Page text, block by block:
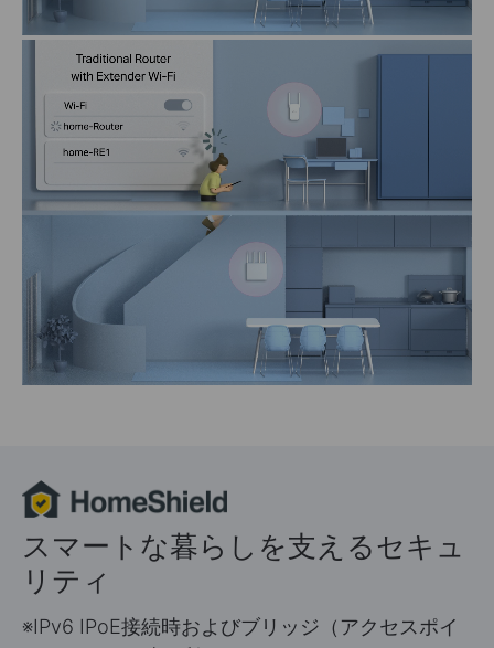
スマートな暮らしを支えるセキュ
リティ
※IPv6 IPoE接続時およびブリッジ（アクセスポイ